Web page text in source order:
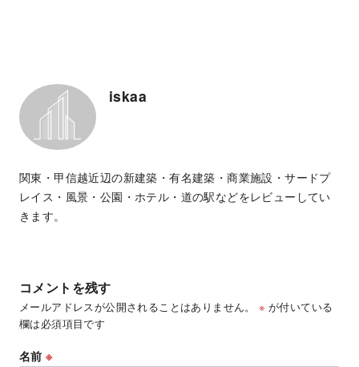
iskaa
関東・甲信越近辺の新建築・有名建築・商業施設・サードプ
レイス・風景・公園・ホテル・道の駅などをレビューしてい
きます。
コメントを残す
メールアドレスが公開されることはありません。 ※ が付いている
欄は必須項目です
名前※